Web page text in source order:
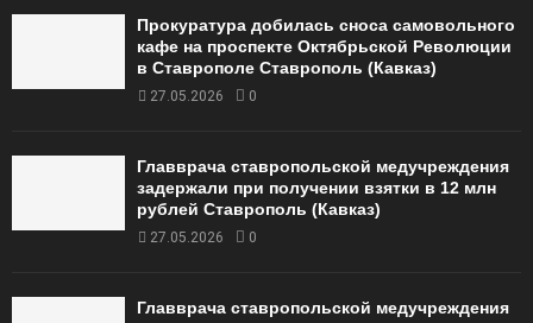
Прокуратура добилась сноса самовольного
кафе на проспекте Октябрьской Революции
в Ставрополе Ставрополь (Кавказ)
27.05.2026 0
Главврача ставропольской медучреждения
задержали при получении взятки в 12 млн
рублей Ставрополь (Кавказ)
27.05.2026 0
Главврача ставропольской медучреждения